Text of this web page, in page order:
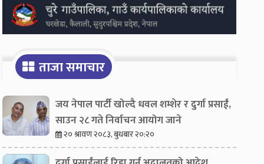
ताजा समाचार
जय नेपाल पार्टी खोल्दै धवल शम्शेर र दुर्गा प्रसाईं,
साउन २८ गते निर्वाचन आयोग जाने
२० श्रावण २०८३, बुधबार २०:२०